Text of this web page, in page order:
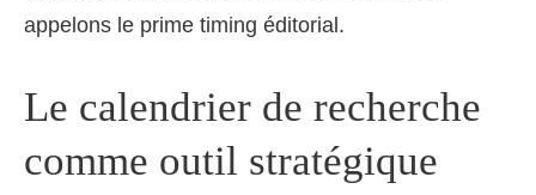
appelons le prime timing éditorial.
Le calendrier de recherche
comme outil stratégique